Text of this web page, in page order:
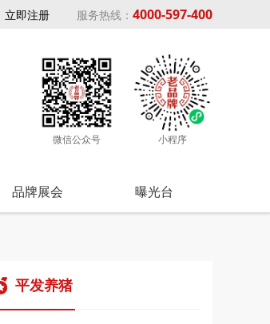
立即注册 服务热线： 4000-597-400
微信公众号 小程序
品牌展会 曝光台
平发养猪